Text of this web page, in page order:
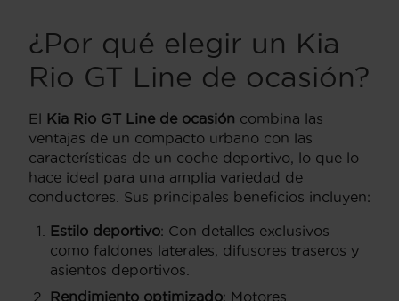
¿Por qué elegir un Kia
Rio GT Line de ocasión?
El Kia Rio GT Line de ocasión combina las
ventajas de un compacto urbano con las
características de un coche deportivo, lo que lo
hace ideal para una amplia variedad de
conductores. Sus principales beneficios incluyen:
Estilo deportivo: Con detalles exclusivos
como faldones laterales, difusores traseros y
asientos deportivos.
Rendimiento optimizado: Motores